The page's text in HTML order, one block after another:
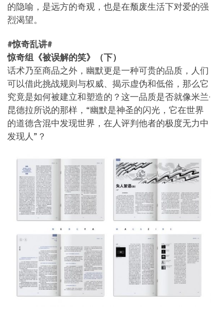
的隐喻，是远方的奇观，也是在颓废生活下对爱的强
烈渴望。
#惊奇乱讲#
惊奇组《被误解的笑》（下）
话术乃至商品之外，幽默更是一种可贵的品质，人们
可以借此挑战规则与权威、揭示虚伪和低俗，那么它
究竟是如何被建立和塑造的？这一品质是否就像米兰·
昆德拉所说的那样，“幽默是神圣的闪光，它在世界
的道德含混中发现世界，在人评判他者的极度无力中
发现人”？